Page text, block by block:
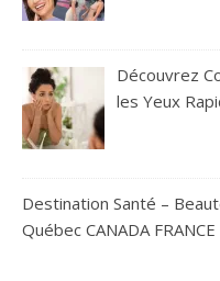
Découvrez
les Yeux
Destination Santé –
Québec CANADA